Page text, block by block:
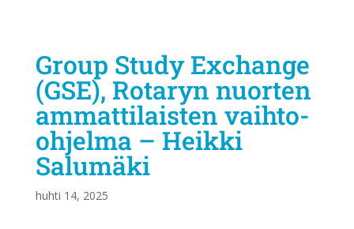
Group Study Exchange
(GSE), Rotaryn nuorten
ammattilaisten vaihto-
ohjelma – Heikki
Salumäki
huhti 14, 2025